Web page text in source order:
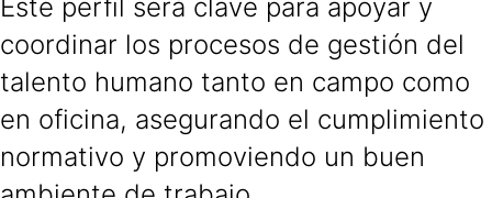
Este perfil será clave para apoyar y
coordinar los procesos de gestión del
talento humano tanto en campo como
en oficina, asegurando el cumplimiento
normativo y promoviendo un buen